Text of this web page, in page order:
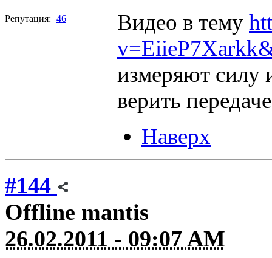
Репутация: 46 Видео в тему
измеряют силу
верить
Наверх
#144
Offline mantis
26.02.2011 - 09:07 AM